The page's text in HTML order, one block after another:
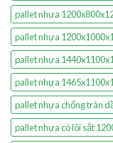
pallet nhựa
pallet nhựa
pallet nhựa
pallet nhựa
pallet nhựa chống tràn
pallet nhựa có lõi sắt